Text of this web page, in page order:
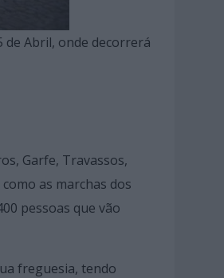
de Abril, onde decorrerá
Garfe, Travassos,
as marchas dos
pessoas que vão
freguesia, tendo